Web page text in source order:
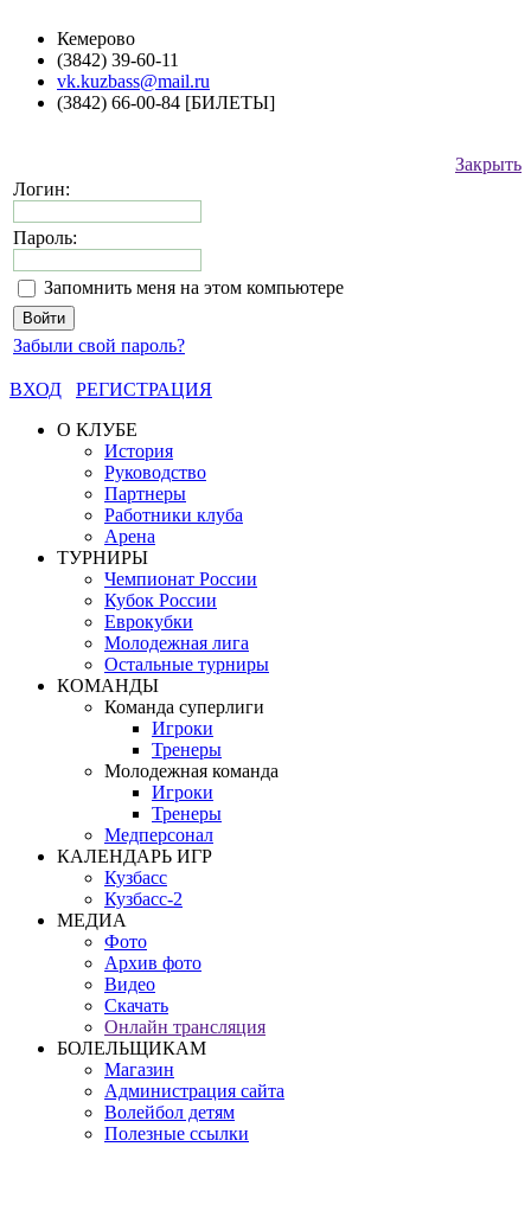
Кемерово
(3842) 39-60-11
vk.kuzbass@mail.ru
(3842) 66-00-84 [БИЛЕТЫ]
Закрыть
Логин:
Пароль:
Запомнить меня на этом компьютере
Забыли свой пароль?
ВХОД
РЕГИСТРАЦИЯ
О КЛУБЕ
История
Руководство
Партнеры
Работники клуба
Арена
ТУРНИРЫ
Чемпионат России
Кубок России
Еврокубки
Молодежная лига
Остальные турниры
КОМАНДЫ
Команда суперлиги
Игроки
Тренеры
Молодежная команда
Игроки
Тренеры
Медперсонал
КАЛЕНДАРЬ ИГР
Кузбасс
Кузбасс-2
МЕДИА
Фото
Архив фото
Видео
Скачать
Онлайн трансляция
БОЛЕЛЬЩИКАМ
Магазин
Администрация сайта
Волейбол детям
Полезные ссылки